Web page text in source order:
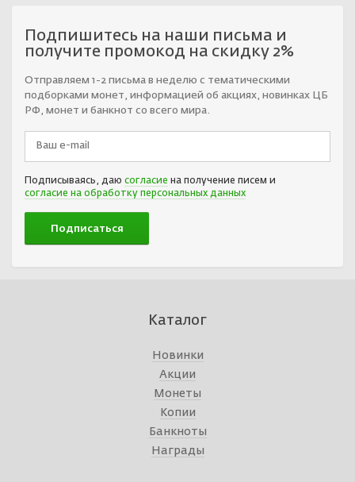
Подпишитесь на наши письма и
получите промокод на скидку 2%
Отправляем 1-2 письма в неделю с тематическими
подборками монет, информацией об акциях, новинках ЦБ
РФ, монет и банкнот со всего мира.
Подписываясь, даю согласие на получение писем и
согласие на обработку персональных данных
Каталог
Новинки
Акции
Монеты
Копии
Банкноты
Награды